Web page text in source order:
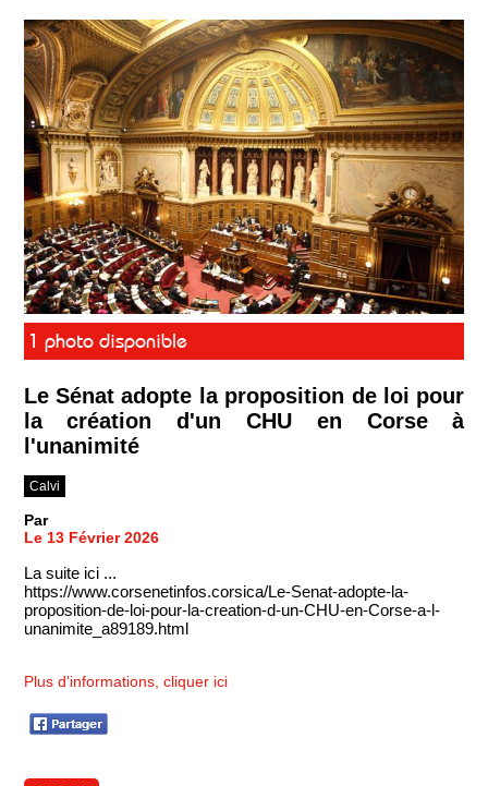
1 photo disponible
Le Sénat adopte la proposition de loi pour
la création d'un CHU en Corse à
l'unanimité
Calvi
Par
Le 13 Février 2026
La suite ici ...
https://www.corsenetinfos.corsica/Le-Senat-adopte-la-
proposition-de-loi-pour-la-creation-d-un-CHU-en-Corse-a-l-
unanimite_a89189.html
Plus d'informations, cliquer ici